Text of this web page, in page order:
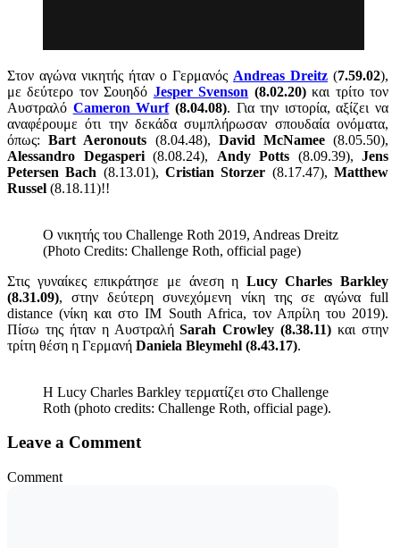
Στον αγώνα νικητής ήταν ο Γερμανός Andreas Dreitz (7.59.02),
με δεύτερο τον Σουηδό Jesper Svenson (8.02.20)και τρίτο τον
Αυστραλό Cameron Wurf(8.04.08). Για την ιστορία, αξίζει να
αναφέρουμε ότι την δεκάδα συμπλήρωσαν σπουδαία ονόματα,
όπως:Bart Aeronouts (8.04.48), David McNamee(8.05.50),
Alessandro Degasperi(8.08.24), Andy Potts (8.09.39), Jens
Petersen Bach (8.13.01),Cristian Storzer (8.17.47),Matthew
Russel (8.18.11)!!
Ο νικητής του Challenge Roth 2019, Andreas Dreitz
(Photo Credits: Challenge Roth, official page)
Στις γυναίκες επικράτησε με άνεση η Lucy Charles Barkley
(8.31.09), στην δεύτερη συνεχόμενη νίκη της σε αγώνα full
distance (νίκη και στο IM South Africa, τον Απρίλη του 2019).
Πίσω της ήταν η ΑυστραλήSarah Crowley (8.38.11) και στην
τρίτη θέση η Γερμανή Daniela Bleymehl (8.43.17).
Η Lucy Charles Barkley τερματίζει στο Challenge
Roth (photo credits: Challenge Roth, official page).
Leave a Comment
Comment